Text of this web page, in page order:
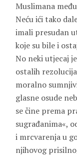
Muslimana
Neću ići tako
imali presudan
koje su bile i
No neki utjecaj
ostalih
moralno
glasne osude
se čine prema
sugrađanima«,
i mrcvarenja u
njihovog